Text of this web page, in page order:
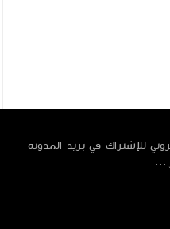
للإشتراك في بريد المدونة
...